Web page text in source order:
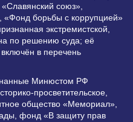
союз»,
«Фонд борьбы с коррупцией»
экстремистской,
по решению суда; её
в перечень
Минюстом РФ
просветительское,
общество «Мемориал»,
фонд «В защиту прав